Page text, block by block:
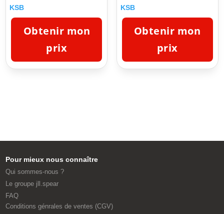
KSB
Obtenir mon
prix
KSB
Obtenir mon
prix
Pour mieux nous connaître
Qui sommes-nous ?
Le groupe jll.spear
FAQ
Conditions génrales de ventes (CGV)